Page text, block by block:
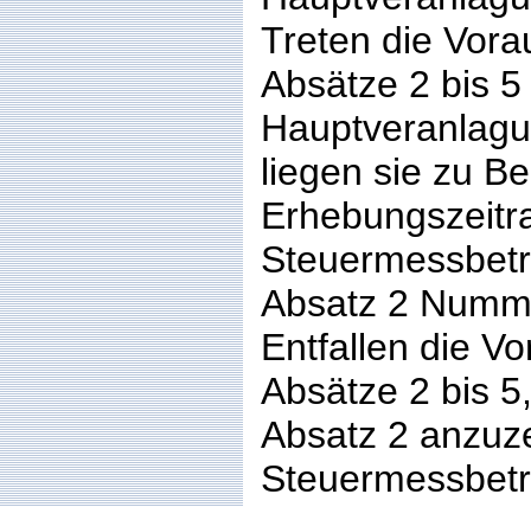
Treten die
Absätze 2 bis
liegen sie zu
Absatz 2
Entfallen die
Absätze 2 bis
Absatz 2